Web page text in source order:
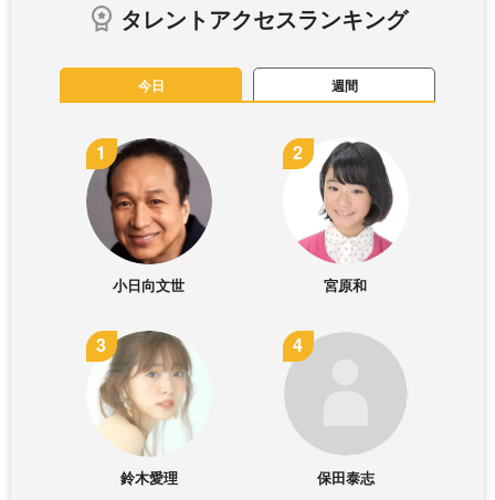
タレントアクセスランキング
今日 週間
小日向文世 宮原和
鈴木愛理 保田泰志